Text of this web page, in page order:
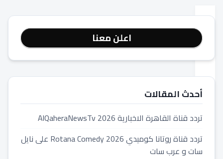
11
نصائح
للحفاظ
على
هاتفك
الذكي
هونور
اعلن معنا
أحدث المقالات
تردد قناة القاهرة الاخبارية 2026 AlQaheraNewsTv
تردد قناة روتانا كوميدي 2026 Rotana Comedy على نايل
سات و عرب سات